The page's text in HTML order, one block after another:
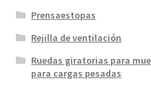
Prensaestopas
Rejilla de ventilación
Ruedas giratorias para
para cargas pesadas